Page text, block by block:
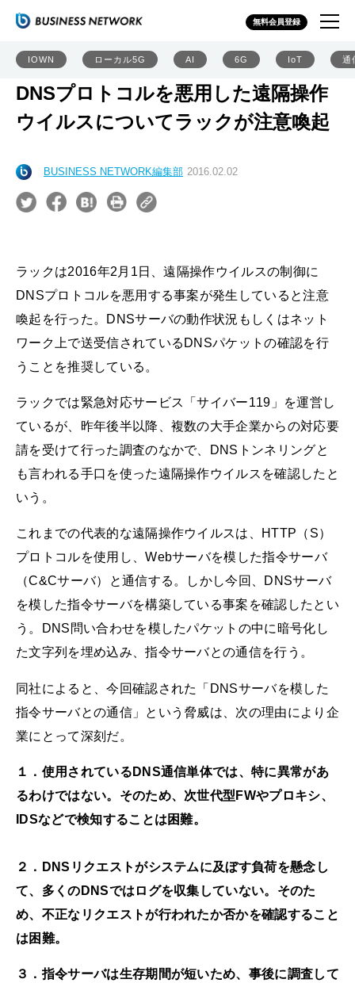
無料会員登録
IOWN ローカル5G AI 6G IoT 通
DNSプロトコルを悪用した遠隔操作
ウイルスについてラックが注意喚起
BUSINESS NETWORK編集部 2016.02.02
ラックは2016年2月1日、遠隔操作ウイルスの制御に
DNSプロトコルを悪用する事案が発生していると注意
喚起を行った。DNSサーバの動作状況もしくはネット
ワーク上で送受信されているDNSパケットの確認を行
うことを推奨している。
ラックでは緊急対応サービス「サイバー119」を運営し
ているが、昨年後半以降、複数の大手企業からの対応要
請を受けて行った調査のなかで、DNSトンネリングと
も言われる手口を使った遠隔操作ウイルスを確認したと
いう。
これまでの代表的な遠隔操作ウイルスは、HTTP（S）
プロトコルを使用し、Webサーバを模した指令サーバ
（C&Cサーバ）と通信する。しかし今回、DNSサーバ
を模した指令サーバを構築している事案を確認したとい
う。DNS問い合わせを模したパケットの中に暗号化し
た文字列を埋め込み、指令サーバとの通信を行う。
同社によると、今回確認された「DNSサーバを模した
指令サーバとの通信」という脅威は、次の理由により企
業にとって深刻だ。
１．使用されているDNS通信単体では、特に異常があ
るわけではない。そのため、次世代型FWやプロキシ、
IDSなどで検知することは困難。
２．DNSリクエストがシステムに及ぼす負荷を懸念し
て、多くのDNSではログを収集していない。そのた
め、不正なリクエストが行われたか否かを確認すること
は困難。
３．指令サーバは生存期間が短いため、事後に調査して